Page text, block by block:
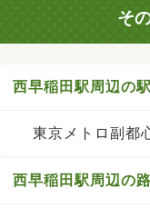
そ
西早稲田駅周辺の
東京メトロ副都
西早稲田駅周辺の